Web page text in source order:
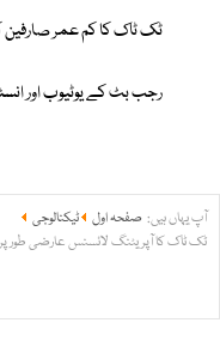
ٹک ٹاک کا کم عمر صارفین
رجب بٹ کے یوٹیوب اور
آپ یہاں ہیں: صفحہ اول
ٹیکنالوجی
ٹک ٹاک کا آپریٹنگ لائسنس عارضی طور